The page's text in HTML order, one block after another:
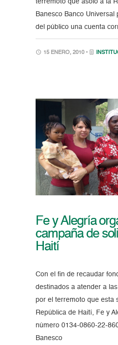
terremoto que asoló a la
Banesco Banco Universal
del público una cuenta
15 ENERO, 2010 •
Fe y Alegría
campaña de
Haití
Con el fin de recaudar
destinados a atender a
por el terremoto que esta
República de Haití, Fe y
número 0134-0860-22-
Banesco